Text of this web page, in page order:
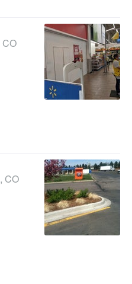
CO
, CO